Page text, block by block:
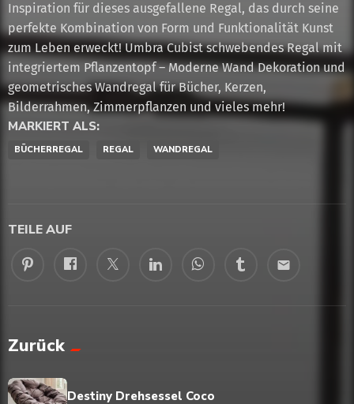
Inspiration für dieses ausgefallene Regal, das durch seine
perfekte Kombination von Form und Funktionalität Kunst
zum Leben erweckt! Umbra Cubist schwebendes Regal mit
integriertem Pflanzentopf – Moderne Wand Dekoration und
geometrisches Wandregal für Bücher, Kerzen,
Bilderrahmen, Zimmerpflanzen und vieles mehr!
MARKIERT ALS:
BÜCHERREGAL REGAL WANDREGAL
TEILE AUF
email
Zurück
Destiny Drehsessel Coco